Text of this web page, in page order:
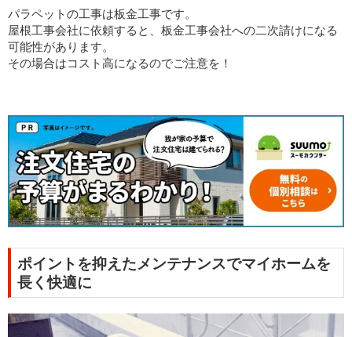
パラペットの工事は板金工事です。
屋根工事会社に依頼すると、板金工事会社への二次請けになる
可能性があります。
その場合はコスト高になるのでご注意を！
ポイントを抑えたメンテナンスでマイホームを
長く快適に